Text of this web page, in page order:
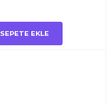
SEPETE EKLE